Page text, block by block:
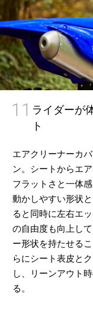
11 ライダーが
ト
エアクリーナーカ
ン。シートからエ
フラットさと一体
動かしやすい形状
ると同時に左右エ
の自由度も向上し
ー形状を持たせる
らにシート表皮と
し、リーンアウト
る。